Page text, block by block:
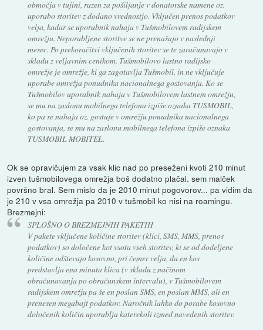
območja v tujini, razen za pošiljanje v donatorske namene oz.
uporabo storitev z dodano vrednostjo. Vključen prenos podatkov
velja, kadar se uporabnik nahaja v Tušmobilovem radijskem
omrežju. Neporabljene storitve se ne prenašajo v naslednji
mesec. Po prekoračitvi vključenih storitev se te zaračunavajo v
skladu z veljavnim cenikom. Tušmobilovo lastno radijsko
omrežje je omrežje, ki ga zagotavlja Tušmobil, in ne vključuje
uporabe omrežja ponudnika nacionalnega gostovanja. Ko se
Tušmobilov uporabnik nahaja v Tušmobilovem lastnem omrežju,
se mu na zaslonu mobilnega telefona izpiše oznaka TUSMOBIL,
ko pa se nahaja oz. gostuje v omrežju ponudnika nacionalnega
gostovanja, se mu na zaslonu mobilnega telefona izpiše oznaka
TUSMOBIL MOBITEL.
Ok se opravičujem za vsak klic nad po preseženi kvoti 210 minut
izven tušmobilovega omrežja boš dodatno plačal. sem malček
površno bral. Sem mislo da je 2010 minut pogovorov... pa vidim da
je 210 v vsa omrežja pa 2010 v tušmobil ko nisi na roamingu.
Brezmejni:
SPLOŠNO O BREZMEJNIH PAKETIH
V pakete vključene količine storitev (klici, SMS, MMS, prenos
podatkov) so določene kot vsota vseh storitev, ki se od dodeljene
količine odštevajo kosovno, pri čemer velja, da en kos
predstavlja ena minuta klica (v skladu z načinom
obračunavanja po obračunskem intervalu), v Tušmobilovem
radijskem omrežju pa še en poslan SMS, en poslan MMS, ali en
prenesen megabajt podatkov. Naročnik lahko do porabe kosovno
določenih količin uporablja katerekoli izmed navedenih storitev.